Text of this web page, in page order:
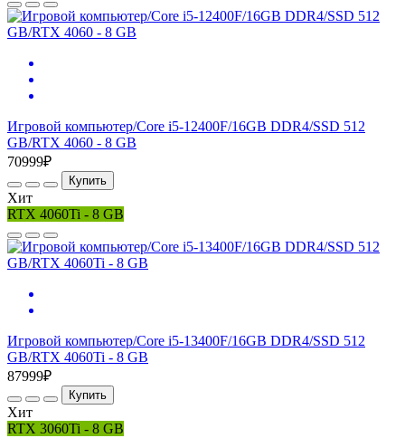
Игровой компьютер/Core i5-12400F/16GB DDR4/SSD 512
GB/RTX 4060 - 8 GB
70999₽
Купить
Хит
RTX 4060Ti - 8 GB
Игровой компьютер/Core i5-13400F/16GB DDR4/SSD 512
GB/RTX 4060Ti - 8 GB
87999₽
Купить
Хит
RTX 3060Ti - 8 GB